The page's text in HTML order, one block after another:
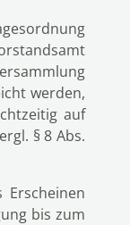
werden,
auf
§ 8 Abs.
bis zum